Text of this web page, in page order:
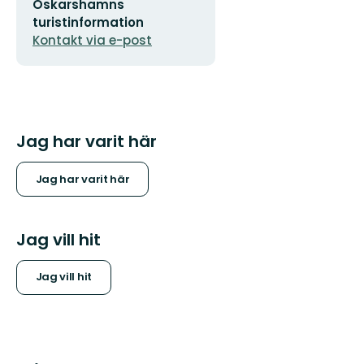
postadress
Oskarshamns
turistinformation
Kontakt via e-post
Jag har varit här
Jag har varit här
Jag vill hit
Jag vill hit